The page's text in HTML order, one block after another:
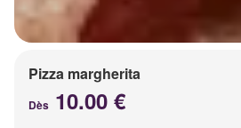
Pizza margherita
Dès 10.00 €